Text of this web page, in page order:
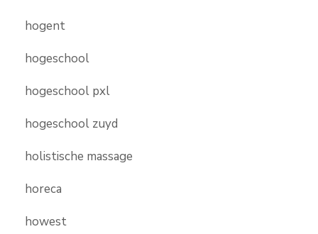
hogent
hogeschool
hogeschool pxl
hogeschool zuyd
holistische massage
horeca
howest